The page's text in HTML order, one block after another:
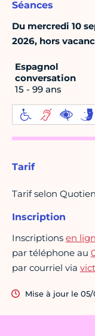
Séances
Du mercredi 10
2026, hors
Espagnol
conversation
15 - 99 ans
Tarif
Tarif selon
Inscription
Inscriptions en
par téléphone au
par courriel via
Mise à jour le 05/